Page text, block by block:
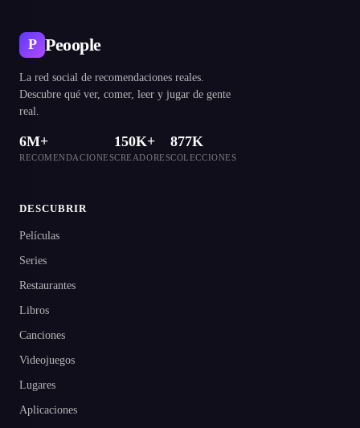
P Peoople
La red social de recomendaciones reales.
Descubre qué ver, comer, leer y jugar de gente
real.
6M+
RECOMENDACIONES
150K+
CREADORES
877K
COLECCIONES
DESCUBRIR
Películas
Series
Restaurantes
Libros
Canciones
Videojuegos
Lugares
Aplicaciones